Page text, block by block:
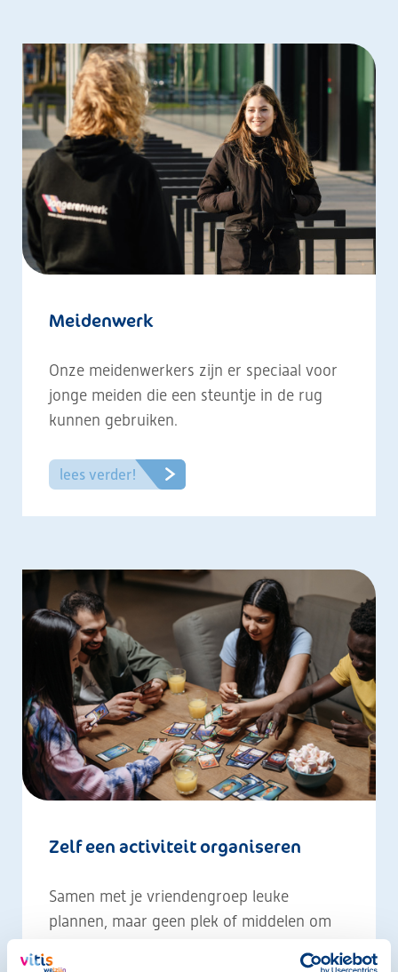
Meidenwerk
Onze meidenwerkers zijn er speciaal voor
jonge meiden die een steuntje in de rug
kunnen gebruiken.
lees verder!
Zelf een activiteit organiseren
Samen met je vriendengroep leuke
plannen, maar geen plek of middelen om